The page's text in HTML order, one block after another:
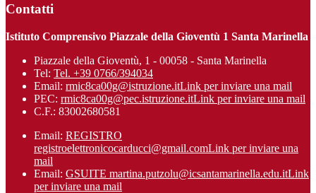
Contatti
Istituto Comprensivo Piazzale della Gioventù 1 Santa Marinella
Piazzale della Gioventù, 1 - 00058 - Santa Marinella
Tel: Tel. +39 0766/394034
Email: rmic8ca00g@istruzione.itLink per inviare una mail
PEC: rmic8ca00g@pec.istruzione.itLink per inviare una mail
C.F.: 83002680581
Email: REGISTRO
registroelettronicocarducci@gmail.comLink per inviare una
mail
Email: GSUITE martina.putzolu@icsantamarinel​la.edu.itLink
per inviare una mail